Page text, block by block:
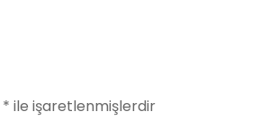
* ile işaretlenmişlerdir